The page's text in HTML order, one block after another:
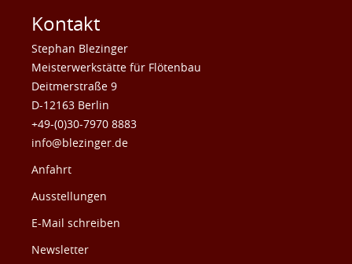
Kontakt
Stephan Blezinger
Meisterwerkstätte für Flötenbau
Deitmerstraße 9
D-12163 Berlin
+49-(0)30-7970 8883
info@blezinger.de
Anfahrt
Ausstellungen
E-Mail schreiben
Newsletter